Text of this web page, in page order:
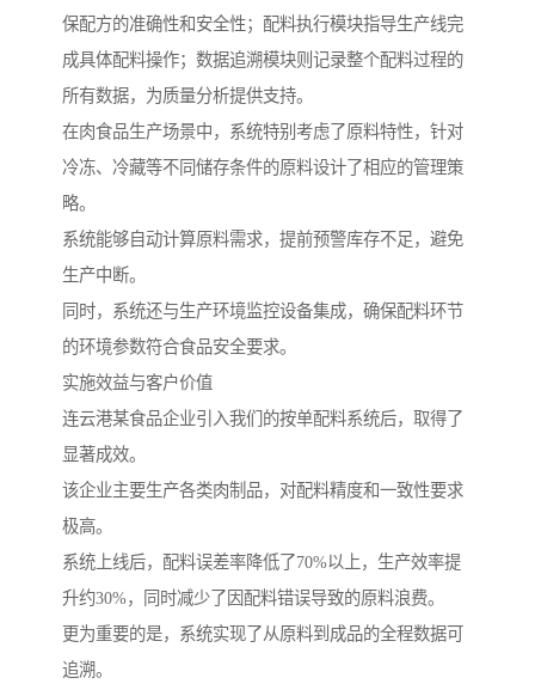
保配方的准确性和安全性；配料执行模块指导生产线完
成具体配料操作；数据追溯模块则记录整个配料过程的
所有数据，为质量分析提供支持。
在肉食品生产场景中，系统特别考虑了原料特性，针对
冷冻、冷藏等不同储存条件的原料设计了相应的管理策
略。
系统能够自动计算原料需求，提前预警库存不足，避免
生产中断。
同时，系统还与生产环境监控设备集成，确保配料环节
的环境参数符合食品安全要求。
实施效益与客户价值
连云港某食品企业引入我们的按单配料系统后，取得了
显著成效。
该企业主要生产各类肉制品，对配料精度和一致性要求
极高。
系统上线后，配料误差率降低了70%以上，生产效率提
升约30%，同时减少了因配料错误导致的原料浪费。
更为重要的是，系统实现了从原料到成品的全程数据可
追溯。